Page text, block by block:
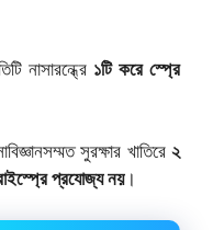
নাসারন্ধ্রে ১টি করে স্প্রে
সুরক্ষার খাতিরে ২
প্রযোজ্য নয়।